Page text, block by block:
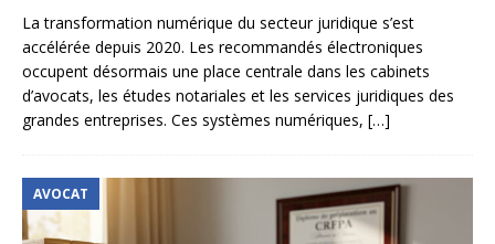
La transformation numérique du secteur juridique s’est
accélérée depuis 2020. Les recommandés électroniques
occupent désormais une place centrale dans les cabinets
d’avocats, les études notariales et les services juridiques des
grandes entreprises. Ces systèmes numériques, […]
AVOCAT